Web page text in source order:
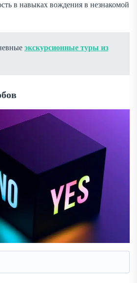
в навыках вождения в незнакомой
экскурсионные туры из